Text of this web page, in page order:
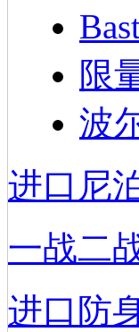
限
波
进口尼
一战二
进口防